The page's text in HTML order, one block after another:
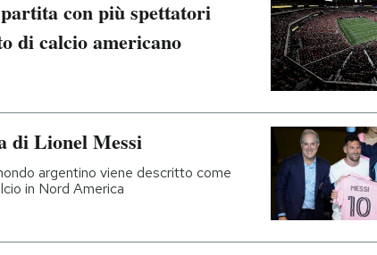
con più spettatori
di calcio americano
di Lionel Messi
argentino viene descritto come
in Nord America